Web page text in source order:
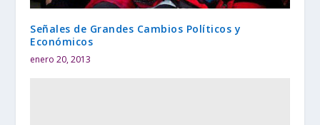
Señales de Grandes Cambios Políticos y
Económicos
enero 20, 2013